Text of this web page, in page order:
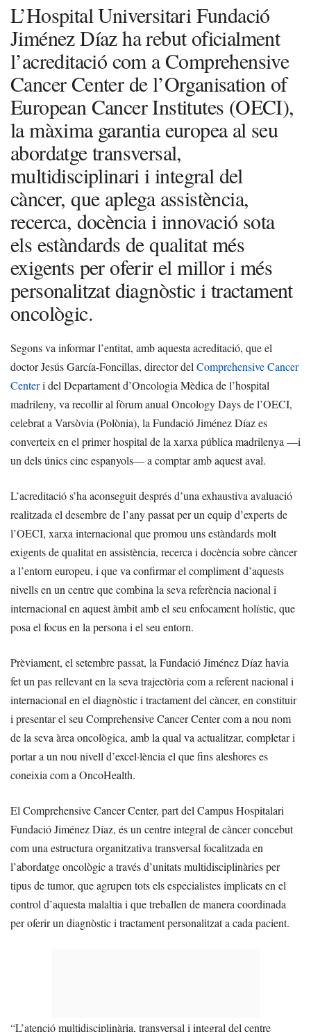
L’Hospital Universitari Fundació
Jiménez Díaz ha rebut oficialment
l’acreditació com a Comprehensive
Cancer Center de l’Organisation of
European Cancer Institutes (OECI),
la màxima garantia europea al seu
abordatge transversal,
multidisciplinari i integral del
càncer, que aplega assistència,
recerca, docència i innovació sota
els estàndards de qualitat més
exigents per oferir el millor i més
personalitzat diagnòstic i tractament
oncològic.
Segons va informar l’entitat, amb aquesta acreditació, que el
doctor Jesús García-Foncillas, director delComprehensive Cancer
Centeri del Departament d’Oncologia Mèdica de l’hospital
madrileny, va recollir al fòrum anual Oncology Days de l’OECI,
celebrat a Varsòvia (Polònia), la Fundació Jiménez Díaz es
converteix en el primer hospital de la xarxa pública madrilenya —i
un dels únics cinc espanyols— a comptar amb aquest aval.
L’acreditació s’ha aconseguit després d’una exhaustiva avaluació
realitzada el desembre de l’any passat per un equip d’experts de
l’OECI, xarxa internacional que promou uns estàndards molt
exigents de qualitat en assistència, recerca i docència sobre càncer
a l’entorn europeu, i que va confirmar el compliment d’aquests
nivells en un centre que combina la seva referència nacional i
internacional en aquest àmbit amb el seu enfocament holístic, que
posa el focus en la persona i el seu entorn.
Prèviament, el setembre passat, la Fundació Jiménez Díaz havia
fet un pas rellevant en la seva trajectòria com a referent nacional i
internacional en el diagnòstic i tractament del càncer, en constituir
i presentar el seu Comprehensive Cancer Center com a nou nom
de la seva àrea oncològica, amb la qual va actualitzar, completar i
portar a un nou nivell d’excel·lència el que fins aleshores es
coneixia com a OncoHealth.
El Comprehensive Cancer Center, part del Campus Hospitalari
Fundació Jiménez Díaz, és un centre integral de càncer concebut
com una estructura organitzativa transversal focalitzada en
l’abordatge oncològic a través d’unitats multidisciplinàries per
tipus de tumor, que agrupen tots els especialistes implicats en el
control d’aquesta malaltia i que treballen de manera coordinada
per oferir un diagnòstic i tractament personalitzat a cada pacient.
“L’atenció multidisciplinària, transversal i integral del centre